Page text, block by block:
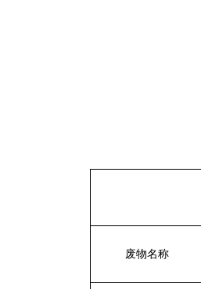
废物名称